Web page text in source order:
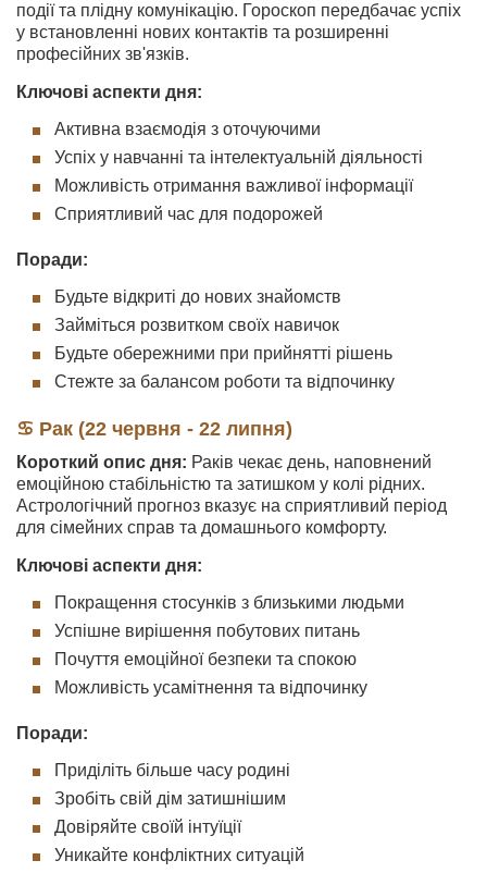
події та плідну комунікацію. Гороскоп передбачає успіх
у встановленні нових контактів та розширенні
професійних зв'язків.
Ключові аспекти дня:
Активна взаємодія з оточуючими
Успіх у навчанні та інтелектуальній діяльності
Можливість отримання важливої інформації
Сприятливий час для подорожей
Поради:
Будьте відкриті до нових знайомств
Займіться розвитком своїх навичок
Будьте обережними при прийнятті рішень
Стежте за балансом роботи та відпочинку
♋ Рак (22 червня - 22 липня)
Короткий опис дня: Раків чекає день, наповнений
емоційною стабільністю та затишком у колі рідних.
Астрологічний прогноз вказує на сприятливий період
для сімейних справ та домашнього комфорту.
Ключові аспекти дня:
Покращення стосунків з близькими людьми
Успішне вирішення побутових питань
Почуття емоційної безпеки та спокою
Можливість усамітнення та відпочинку
Поради:
Приділіть більше часу родині
Зробіть свій дім затишнішим
Довіряйте своїй інтуїції
Уникайте конфліктних ситуацій